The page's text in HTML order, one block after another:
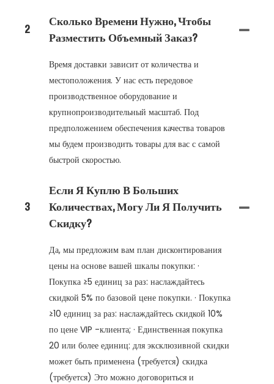
2
Сколько Времени Нужно, Чтобы
Разместить Объемный Заказ?
Время доставки зависит от количества и
местоположения. У нас есть передовое
производственное оборудование и
крупнопроизводительный масштаб. Под
предположением обеспечения качества товаров
мы будем производить товары для вас с самой
быстрой скоростью.
3
Если Я Куплю В Больших
Количествах, Могу Ли Я Получить
Скидку?
Да, мы предложим вам план дисконтирования
цены на основе вашей шкалы покупки: ·
Покупка ≥5 единиц за раз: наслаждайтесь
скидкой 5% по базовой цене покупки. · Покупка
≥10 единиц за раз: наслаждайтесь скидкой 10%
по цене VIP -клиента; · Единственная покупка
20 или более единиц: для эксклюзивной скидки
может быть применена (требуется) скидка
(требуется) Это можно договориться и